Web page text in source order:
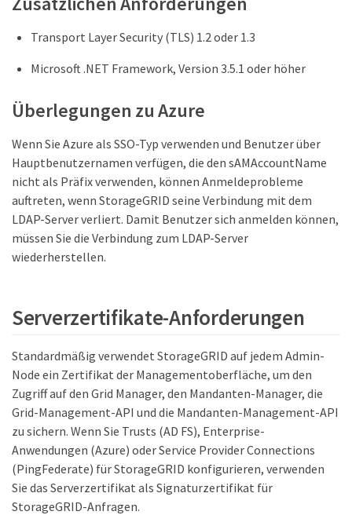
Transport Layer Security (TLS) 1.2 oder 1.3
Microsoft .NET Framework, Version 3.5.1 oder höher
Überlegungen zu Azure
Wenn Sie Azure als SSO-Typ verwenden und Benutzer über
Hauptbenutzernamen verfügen, die den sAMAccountName
nicht als Präfix verwenden, können Anmeldeprobleme
auftreten, wenn StorageGRID seine Verbindung mit dem
LDAP-Server verliert. Damit Benutzer sich anmelden können,
müssen Sie die Verbindung zum LDAP-Server
wiederherstellen.
Serverzertifikate-Anforderungen
Standardmäßig verwendet StorageGRID auf jedem Admin-
Node ein Zertifikat der Managementoberfläche, um den
Zugriff auf den Grid Manager, den Mandanten-Manager, die
Grid-Management-API und die Mandanten-Management-API
zu sichern. Wenn Sie Trusts (AD FS), Enterprise-
Anwendungen (Azure) oder Service Provider Connections
(PingFederate) für StorageGRID konfigurieren, verwenden
Sie das Serverzertifikat als Signaturzertifikat für
StorageGRID-Anfragen.